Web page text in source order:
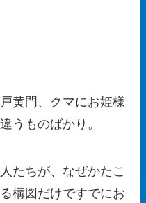
黄門、クマにお姫様
うものばかり。
たちが、なぜかたこ
構図だけですでにお